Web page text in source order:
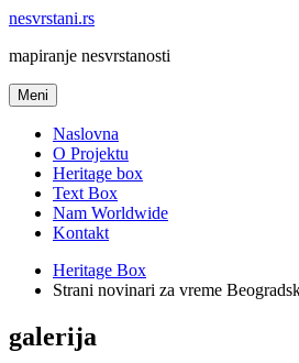
nesvrstani.rs
mapiranje nesvrstanosti
Meni
Naslovna
O Projektu
Heritage box
Text Box
Nam Worldwide
Kontakt
Heritage Box
Strani novinari za vreme
galerija